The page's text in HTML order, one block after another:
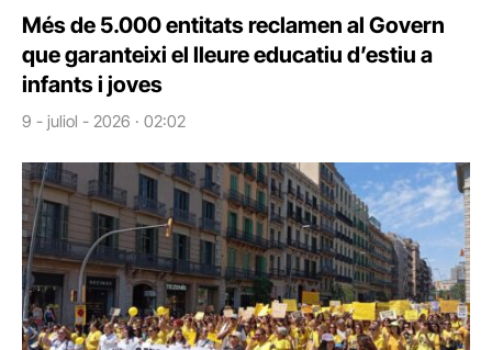
Més de 5.000 entitats reclamen al Govern
que garanteixi el lleure educatiu d’estiu a
infants i joves
9 - juliol - 2026 · 02:02